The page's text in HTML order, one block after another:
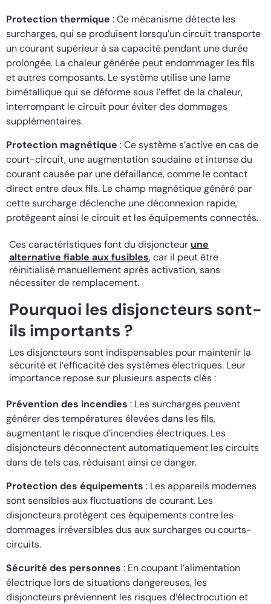
Protection thermique : Ce mécanisme détecte les
surcharges, qui se produisent lorsqu’un circuit transporte
un courant supérieur à sa capacité pendant une durée
prolongée. La chaleur générée peut endommager les fils
et autres composants. Le système utilise une lame
bimétallique qui se déforme sous l’effet de la chaleur,
interrompant le circuit pour éviter des dommages
supplémentaires.
Protection magnétique : Ce système s’active en cas de
court-circuit, une augmentation soudaine et intense du
courant causée par une défaillance, comme le contact
direct entre deux fils. Le champ magnétique généré par
cette surcharge déclenche une déconnexion rapide,
protégeant ainsi le circuit et les équipements connectés.
Ces caractéristiques font du disjoncteur une
alternative fiable aux fusibles, car il peut être
réinitialisé manuellement après activation, sans
nécessiter de remplacement.
Pourquoi les disjoncteurs sont-
ils importants ?
Les disjoncteurs sont indispensables pour maintenir la
sécurité et l’efficacité des systèmes électriques. Leur
importance repose sur plusieurs aspects clés :
Prévention des incendies : Les surcharges peuvent
générer des températures élevées dans les fils,
augmentant le risque d’incendies électriques. Les
disjoncteurs déconnectent automatiquement les circuits
dans de tels cas, réduisant ainsi ce danger.
Protection des équipements : Les appareils modernes
sont sensibles aux fluctuations de courant. Les
disjoncteurs protègent ces équipements contre les
dommages irréversibles dus aux surcharges ou courts-
circuits.
Sécurité des personnes : En coupant l’alimentation
électrique lors de situations dangereuses, les
disjoncteurs préviennent les risques d’électrocution et